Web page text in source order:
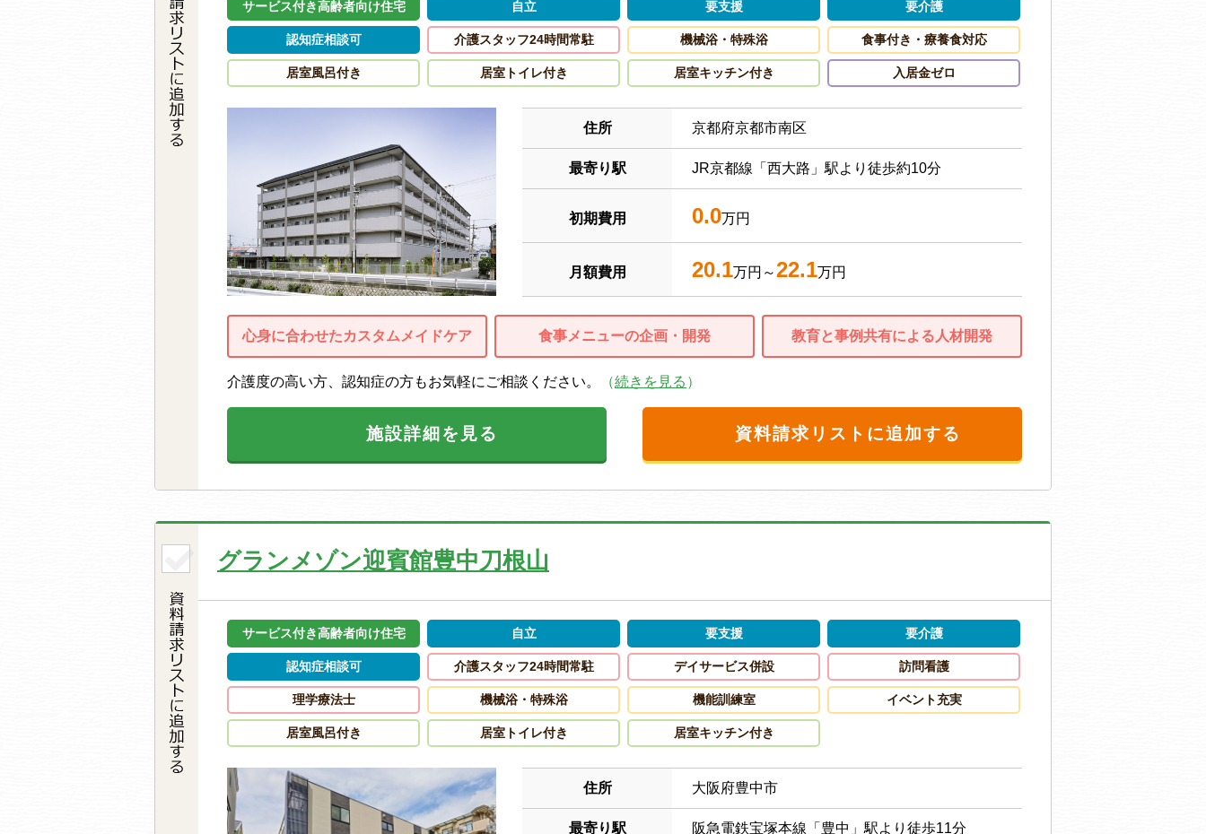
サービス付き高齢者向け住宅 自立 要支援 要介護
認知症相談可 介護スタッフ24時間常駐 機械浴・特殊浴 食事付き・療養食対応
居室風呂付き 居室トイレ付き 居室キッチン付き 入居金ゼロ
住所 京都府京都市南区
最寄り駅 JR京都線「西大路」駅より徒歩約10分
初期費用 0.0万円
月額費用 20.1万円～22.1万円
心身に合わせたカスタムメイドケア 食事メニューの企画・開発 教育と事例共有による人材開発
介護度の高い方、認知症の方もお気軽にご相談ください。 （続きを見る ）
施設詳細を見る 資料請求リストに追加する
グランメゾン迎賓館豊中刀根山
サービス付き高齢者向け住宅 自立 要支援 要介護
認知症相談可 介護スタッフ24時間常駐 デイサービス併設 訪問看護
理学療法士 機械浴・特殊浴 機能訓練室 イベント充実
居室風呂付き 居室トイレ付き 居室キッチン付き
住所 大阪府豊中市
最寄り駅 阪急電鉄宝塚本線「豊中」駅より徒歩11分